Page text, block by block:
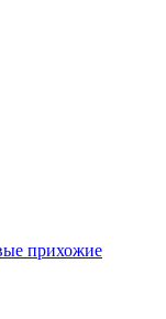
прихожие